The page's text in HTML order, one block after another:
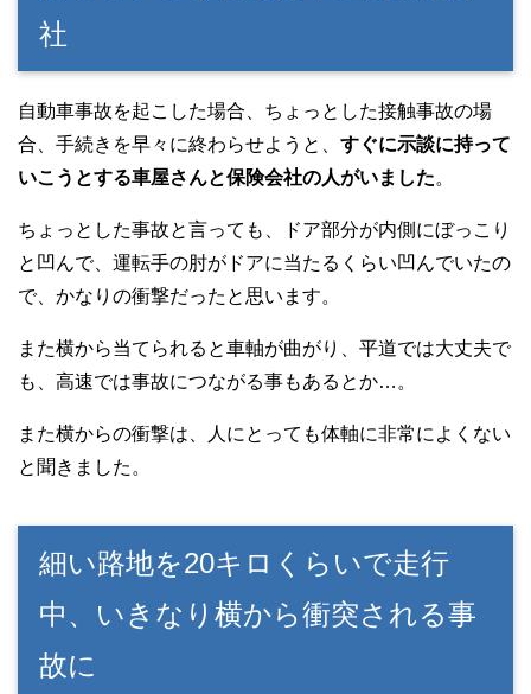
社
自動車事故を起こした場合、ちょっとした接触事故の場
合、手続きを早々に終わらせようと、 すぐに示談に持って
いこうとする車屋さんと保険会社の人がいました。
ちょっとした事故と言っても、ドア部分が内側にぼっこり
と凹んで、運転手の肘がドアに当たるくらい凹んでいたの
で、かなりの衝撃だったと思います。
また横から当てられると車軸が曲がり、平道では大丈夫で
も、高速では事故につながる事もあるとか…。
また横からの衝撃は、人にとっても体軸に非常によくない
と聞きました。
細い路地を20キロくらいで走行
中、いきなり横から衝突される事
故に